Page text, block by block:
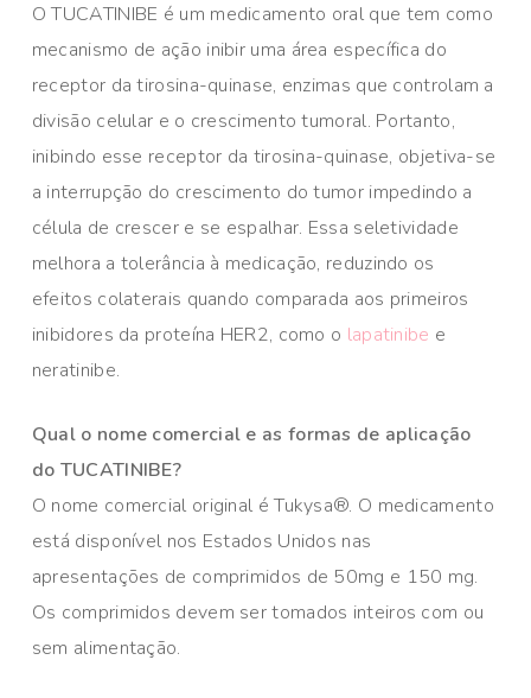
O TUCATINIBE é um medicamento oral que tem como
mecanismo de ação inibir uma área específica do
receptor da tirosina-quinase, enzimas que controlam a
divisão celular e o crescimento tumoral. Portanto,
inibindo esse receptor da tirosina-quinase, objetiva-se
a interrupção do crescimento do tumor impedindo a
célula de crescer e se espalhar. Essa seletividade
melhora a tolerância à medicação, reduzindo os
efeitos colaterais quando comparada aos primeiros
inibidores da proteína HER2, como o lapatinibe e
neratinibe.
Qual o nome comercial e as formas de aplicação
do TUCATINIBE?
O nome comercial original é Tukysa®. O medicamento
está disponível nos Estados Unidos nas
apresentações de comprimidos de 50mg e 150 mg.
Os comprimidos devem ser tomados inteiros com ou
sem alimentação.